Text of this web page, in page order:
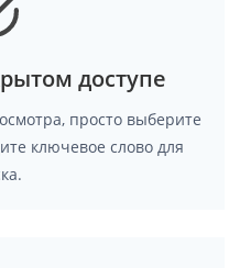
доступе
просто выберите
ключевое слово для